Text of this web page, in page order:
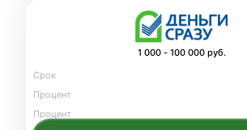
1 000 - 100 000 руб.
Срок
Процент
Процент